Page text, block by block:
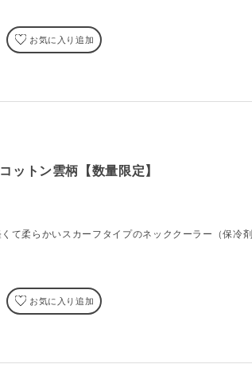
お気に入り追加
ットン雲柄【数量限定】
て柔らかいスカーフタイプのネッククーラー（保冷剤
お気に入り追加